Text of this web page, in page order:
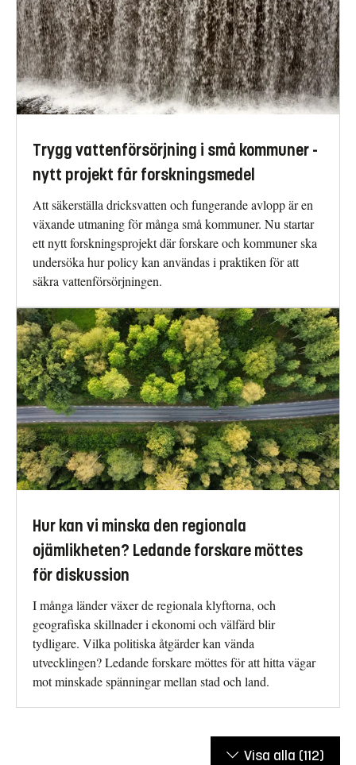
Trygg vattenförsörjning i små kommuner -
nytt projekt får forskningsmedel
Att säkerställa dricksvatten och fungerande avlopp är en
växande utmaning för många små kommuner. Nu startar
ett nytt forskningsprojekt där forskare och kommuner ska
undersöka hur policy kan användas i praktiken för att
säkra vattenförsörjningen.
Hur kan vi minska den regionala
ojämlikheten? Ledande forskare möttes
för diskussion
I många länder växer de regionala klyftorna, och
geografiska skillnader i ekonomi och välfärd blir
tydligare. Vilka politiska åtgärder kan vända
utvecklingen? Ledande forskare möttes för att hitta vägar
mot minskade spänningar mellan stad och land.
Visa alla (112)